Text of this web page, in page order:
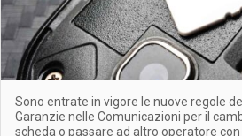
Sono entrate in vigore le nuove regole
Garanzie nelle Comunicazioni per il
scheda o passare ad altro operatore